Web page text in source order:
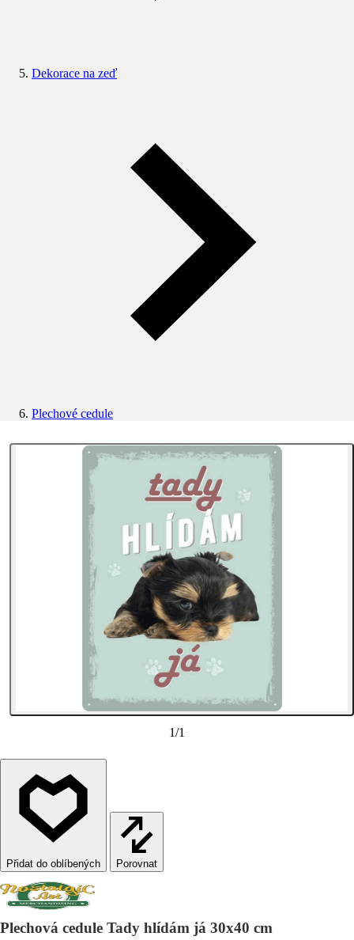
Dekorace na zeď
Plechové cedule
1/1
Porovnat
Plechová cedule Tady hlídám já 30x40 cm